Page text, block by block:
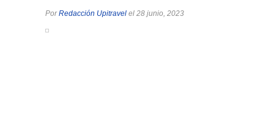
PorRedacción Upitravel el 28 junio, 2023